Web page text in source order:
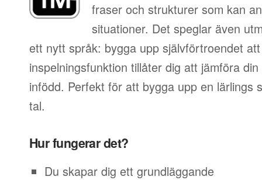
fraser och strukturer som kan
situationer. Det speglar även
ett nytt språk: bygga upp självförtroendet att
inspelningsfunktion tillåter dig att jämföra
infödd. Perfekt för att bygga upp en lärlings
tal.
Hur fungerar det?
Du skapar dig ett grundläggande